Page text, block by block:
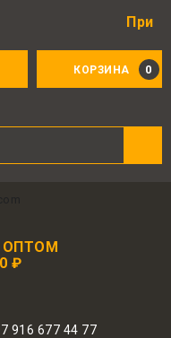
Приятный
КОРЗИНА 0
ОПТОМ
₽
916 677 44 77
за 100 руб.
Бонусами